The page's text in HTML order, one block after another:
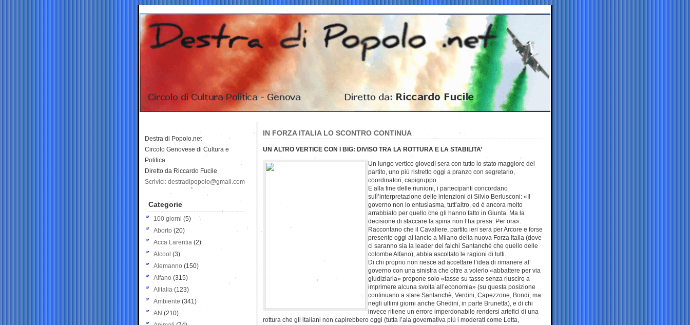
IN FORZA ITALIA LO SCONTRO CONTINUA
UN ALTRO VERTICE CON I BIG: DIVISO TRA LA ROTTURA E LA STABILITA’
Un lungo vertice giovedì sera con tutto lo stato maggiore del
partito, uno più ristretto oggi a pranzo con segretario,
coordinatori, capigruppo.
E alla fine delle riunioni, i partecipanti concordano
sull’interpretazione delle intenzioni di Silvio Berlusconi: «Il
governo non lo entusiasma, tutt’altro, ed è ancora molto
arrabbiato per quello che gli hanno fatto in Giunta. Ma la
decisione di staccare la spina non l’ha presa. Per ora».
Raccontano che il Cavaliere, partito ieri sera per Arcore e forse
presente oggi al lancio a Milano della nuova Forza Italia (dove
ci saranno sia la leader dei falchi Santanchè che quello delle
colombe Alfano), abbia ascoltato le ragioni di tutti.
Di chi proprio non riesce ad accettare l’idea di rimanere al
governo con una sinistra che oltre a volerlo «abbattere per via
giudiziaria» propone solo «tasse su tasse senza riuscire a
imprimere alcuna svolta all’economia» (su questa posizione
continuano a stare Santanchè, Verdini, Capezzone, Bondi, ma
negli ultimi giorni anche Ghedini, in parte Brunetta), e di chi
invece ritiene un errore imperdonabile rendersi artefici di una
rottura che gli italiani non capirebbero oggi (tutta l’ala governativa più i moderati come Letta,
Destra di Popolo.net
Circolo Genovese di Cultura e
Politica
Diretto da Riccardo Fucile
Scrivici: destradipopolo@gmail.com
Categorie
100 giorni (5)
Aborto (20)
Acca Larentia (2)
Alcool (3)
Alemanno (150)
Alfano (315)
Alitalia (123)
Ambiente (341)
AN (210)